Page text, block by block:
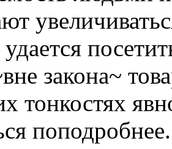
закона~
тонкостях